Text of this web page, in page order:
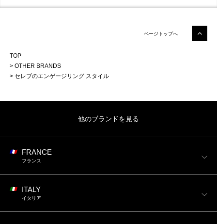
ページトップへ
TOP
OTHER BRANDS
セレブのエンゲージリング スタイル
他のブランドを見る
FRANCE
フランス
ITALY
イタリア